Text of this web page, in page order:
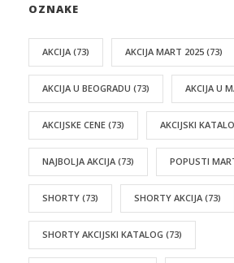
OZNAKE
AKCIJA (73) AKCIJA MART 2025 (73)
AKCIJA U BEOGRADU (73) AKCIJA U
AKCIJSKE CENE (73) AKCIJSKI
NAJBOLJA AKCIJA (73) POPUSTI
SHORTY (73) SHORTY AKCIJA (73)
SHORTY AKCIJSKI KATALOG (73)